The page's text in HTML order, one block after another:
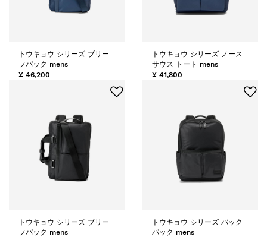
トウキョウ シリーズ ブリー
フパック mens
¥ 46,200
トウキョウ シリーズ ノース
サウス トート mens
¥ 41,800
トウキョウ シリーズ ブリー
フパック mens
トウキョウ シリーズ バック
パック mens